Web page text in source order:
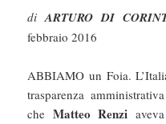
diARTURO DI
febbraio 2016
ABBIAMO un Foia.
trasparenza
che Matteo Renzi